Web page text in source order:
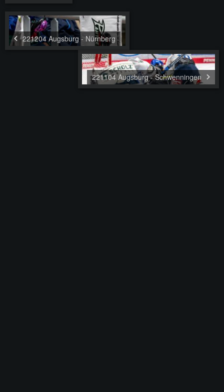
2022/2023,
221204 Augsburg - Nürnberg
221104 Augsburg - Schwenningen